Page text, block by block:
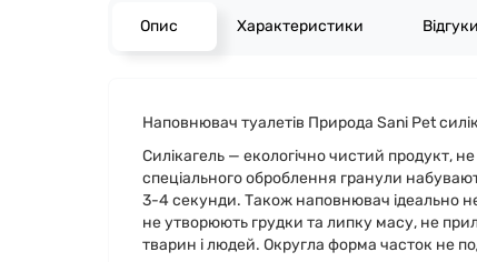
Опис Характеристики Відгуки
Наповнювач туалетів Природа Sani Pet
Силікагель — екологічно чистий продукт,
спеціального оброблення гранули
3-4 секунди. Також наповнювач ідеально
не утворюють грудки та липку масу, не
тварин і людей. Округла форма часток не